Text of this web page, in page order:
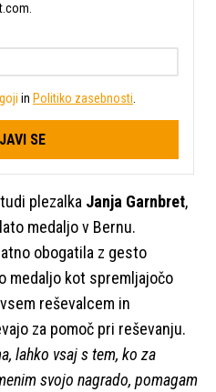
in Politiko zasebnosti
SE
plezalka Janja Garnbret,
medaljo v Bernu.
obogatila z gesto
medaljo kot spremljajočo
reševalcem in
za pomoč pri reševanju.
lahko vsaj s tem, ko za
svojo nagrado, pomagam